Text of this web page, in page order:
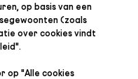
op basis van een
(zoals
over cookies vindt
".
op "Alle cookies